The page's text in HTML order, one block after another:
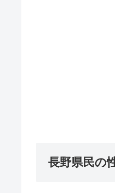
長野県民の